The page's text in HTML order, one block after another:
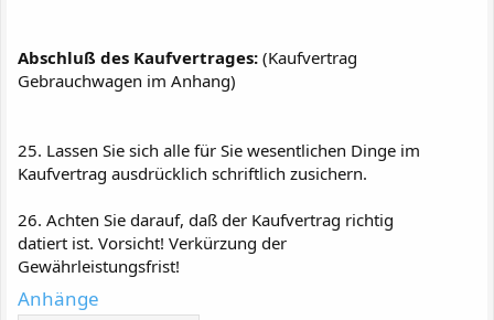
Abschluß des Kaufvertrages: (Kaufvertrag
Gebrauchwagen im Anhang)
25. Lassen Sie sich alle für Sie wesentlichen Dinge im
Kaufvertrag ausdrücklich schriftlich zusichern.
26. Achten Sie darauf, daß der Kaufvertrag richtig
datiert ist. Vorsicht! Verkürzung der
Gewährleistungsfrist!
Anhänge